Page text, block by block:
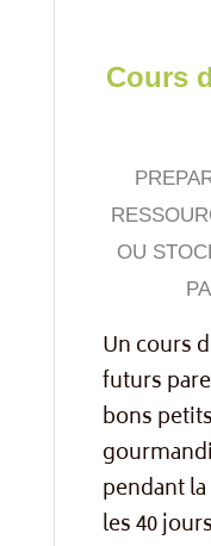
Cours
OU
Un cours
futurs
bons
pendant
les 40